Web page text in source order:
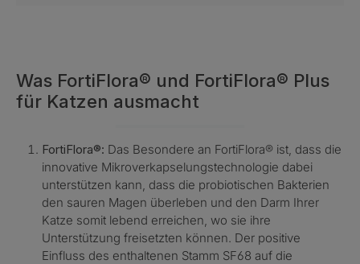
Was FortiFlora® und FortiFlora® Plus
für Katzen ausmacht
FortiFlora®: Das Besondere an FortiFlora® ist, dass die
innovative Mikroverkapselungstechnologie dabei
unterstützen kann, dass die probiotischen Bakterien
den sauren Magen überleben und den Darm Ihrer
Katze somit lebend erreichen, wo sie ihre
Unterstützung freisetzten können. Der positive
Einfluss des enthaltenen Stamm SF68 auf die